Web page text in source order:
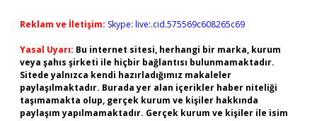
Reklam ve İletişim: Skype: live:.cid.575569c608265c69
Yasal Uyarı: Bu internet sitesi, herhangi bir marka, kurum
veya şahıs şirketi ile hiçbir bağlantısı bulunmamaktadır.
Sitede yalnızca kendi hazırladığımız makaleler
paylaşılmaktadır. Burada yer alan içerikler haber niteliği
taşımamakta olup, gerçek kurum ve kişiler hakkında
paylaşım yapılmamaktadır. Gerçek kurum ve kişiler ile isim